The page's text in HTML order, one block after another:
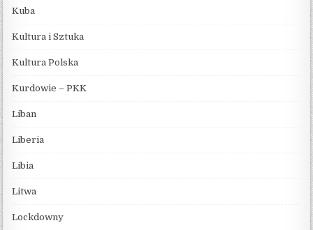
Kuba
Kultura i Sztuka
Kultura Polska
Kurdowie – PKK
Liban
Liberia
Libia
Litwa
Lockdowny